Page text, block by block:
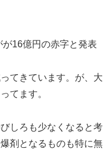
16億円の赤字と発表
てきています。が、大
てます。
しろも少なくなると考
剤となるものも特に無